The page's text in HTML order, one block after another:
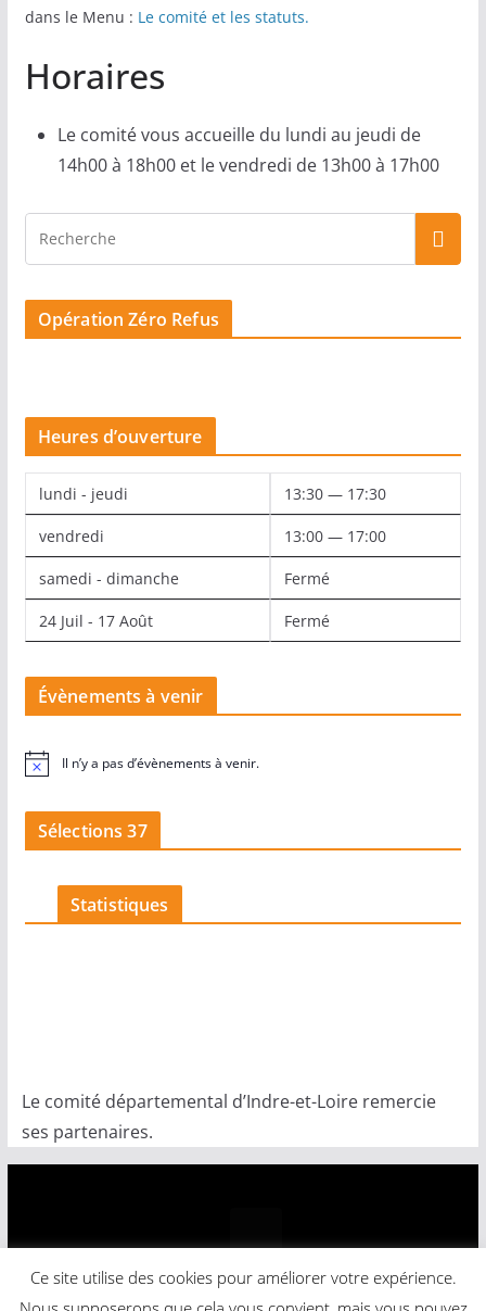
dans le Menu : Le comité et les statuts.
Horaires
Le comité vous accueille du lundi au jeudi de
14h00 à 18h00 et le vendredi de 13h00 à 17h00
Opération Zéro Refus
Heures d’ouverture
lundi - jeudi 13:30 — 17:30
vendredi 13:00 — 17:00
samedi - dimanche Fermé
24 Juil - 17 Août Fermé
Évènements à venir
N
Il n’y a pas d’évènements à venir.
Sélections 37
Statistiques
Le comité départemental d’Indre-et-Loire remercie
ses partenaires.
Ce site utilise des cookies pour améliorer votre expérience.